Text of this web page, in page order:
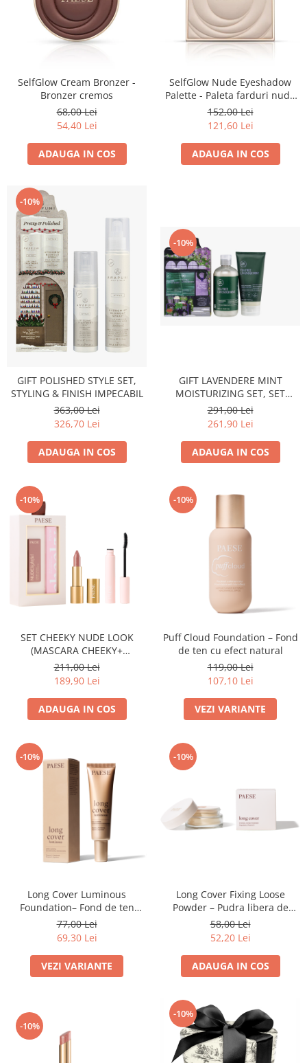
SelfGlow Cream Bronzer -
Bronzer cremos
68,00 Lei
54,40 Lei
ADAUGA IN COS
SelfGlow Nude Eyeshadow
Palette - Paleta farduri nude
versatila
152,00 Lei
121,60 Lei
ADAUGA IN COS
-10%
GIFT POLISHED STYLE SET,
STYLING & FINISH IMPECABIL
363,00 Lei
326,70 Lei
ADAUGA IN COS
-10%
GIFT LAVENDERE MINT
MOISTURIZING SET, SET
HIDRATARE CU LAVANDA
PENTRU PARUL USCAT
291,00 Lei
261,90 Lei
ADAUGA IN COS
-10%
SET CHEEKY NUDE LOOK
(MASCARA CHEEKY+
NUDELIGHTFUL LIPSTICK NR
400)
211,00 Lei
189,90 Lei
ADAUGA IN COS
-10%
Puff Cloud Foundation – Fond
de ten cu efect natural
119,00 Lei
107,10 Lei
VEZI VARIANTE
-10%
Long Cover Luminous
Foundation– Fond de ten
luminos
77,00 Lei
69,30 Lei
VEZI VARIANTE
-10%
Long Cover Fixing Loose
Powder – Pudra libera de
fixare
58,00 Lei
52,20 Lei
ADAUGA IN COS
-10%
-10%